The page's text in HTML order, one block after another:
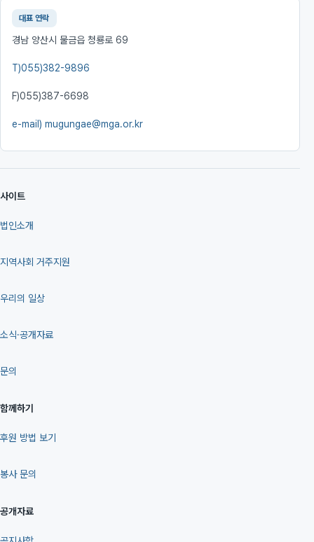
대표 연락
경남 양산시 물금읍 청룡로 69
T)055)382-9896
F)055)387-6698
e-mail) mugungae@mga.or.kr
사이트
법인소개
지역사회 거주지원
우리의 일상
소식·공개자료
문의
함께하기
후원 방법 보기
봉사 문의
공개자료